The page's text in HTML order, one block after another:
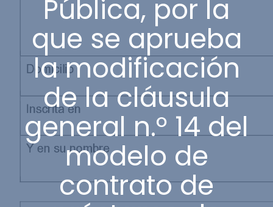
Pública, por la
que se aprueba
la modificación
de la cláusula
general n.º 14 del
modelo de
contrato de